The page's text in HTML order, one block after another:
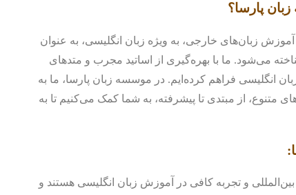
پارسا؟
زبان‌های خارجی، به ویژه زبان انگلیسی، به عنوان
می‌شود. ما با بهره‌گیری از اساتید مجرب و متدهای
انگلیسی فراهم کرده‌ایم. در موسسه زبان پارسا، ما به
متنوع، از مبتدی تا پیشرفته، به شما کمک می‌کنیم تا به
بین‌المللی و تجربه کافی در آموزش زبان انگلیسی هستند و